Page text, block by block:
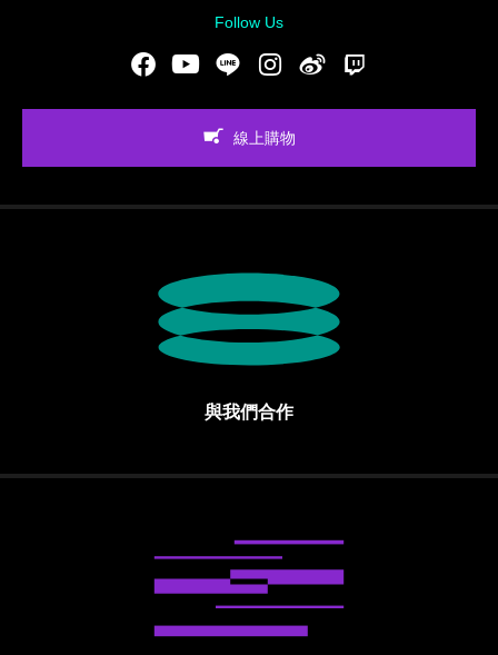
Follow Us
FacebookYoutubeLINE Instgram新浪微博
線上購物
與我們合作